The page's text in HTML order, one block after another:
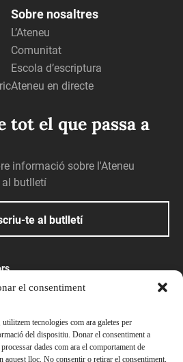
el consentiment
tecnologies com ara galetes per
del dispositiu. Donar el consentiment a
dades com ara el comportament de
aquest lloc. No consentir o retirar el consentiment,
Sobre nosaltres
L’Ateneu
Comunitat
Escola d’escriptura
Ateneu en directe
tot el que passa a
informació sobre l'Ateneu
al butlletí
te al butlletí